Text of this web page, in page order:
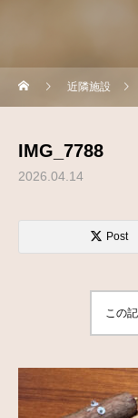
近隣施設
IMG_7788
2026.04.14
Post
この